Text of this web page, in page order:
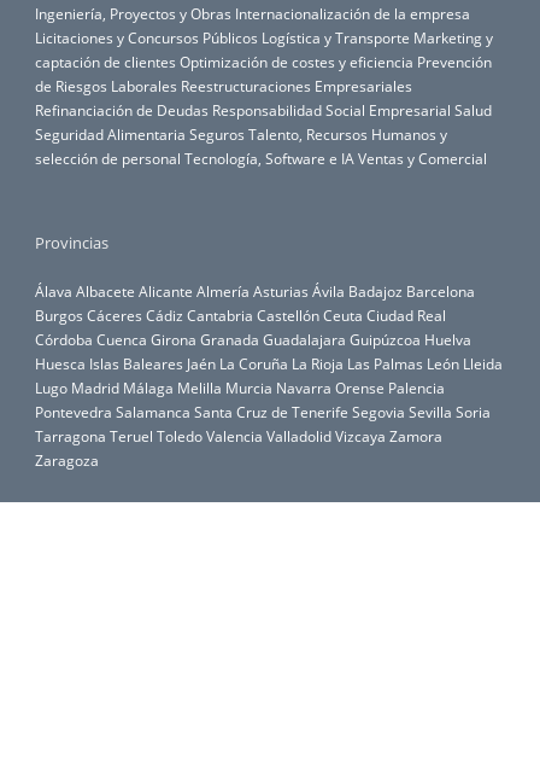
Ingeniería, Proyectos y Obras Internacionalización de la empresa
Licitaciones y Concursos Públicos Logística y Transporte Marketing y
captación de clientes Optimización de costes y eficiencia Prevención
de Riesgos Laborales Reestructuraciones Empresariales
Refinanciación de Deudas Responsabilidad Social Empresarial Salud
Seguridad Alimentaria Seguros Talento, Recursos Humanos y
selección de personal Tecnología, Software e IA Ventas y Comercial
Provincias
Álava Albacete Alicante Almería Asturias Ávila Badajoz Barcelona
Burgos Cáceres Cádiz Cantabria CastellónCeuta Ciudad Real
Córdoba Cuenca Girona Granada Guadalajara Guipúzcoa Huelva
Huesca Islas Baleares Jaén La Coruña La Rioja Las Palmas León Lleida
Lugo Madrid Málaga Melilla Murcia Navarra Orense Palencia
Pontevedra Salamanca Santa Cruz de Tenerife Segovia Sevilla Soria
Tarragona Teruel ToledoValencia ValladolidVizcaya Zamora
Zaragoza